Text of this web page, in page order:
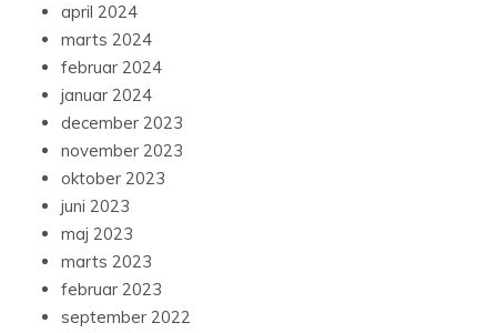
april 2024
marts 2024
februar 2024
januar 2024
december 2023
november 2023
oktober 2023
juni 2023
maj 2023
marts 2023
februar 2023
september 2022